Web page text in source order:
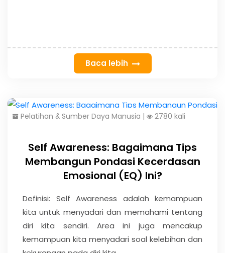
Baca lebih
Pelatihan & Sumber Daya Manusia | 2780 kali
Self Awareness: Bagaimana Tips
Membangun Pondasi Kecerdasan
Emosional (EQ) Ini?
Definisi: Self Awareness adalah kemampuan
kita untuk menyadari dan memahami tentang
diri kita sendiri. Area ini juga mencakup
kemampuan kita menyadari soal kelebihan dan